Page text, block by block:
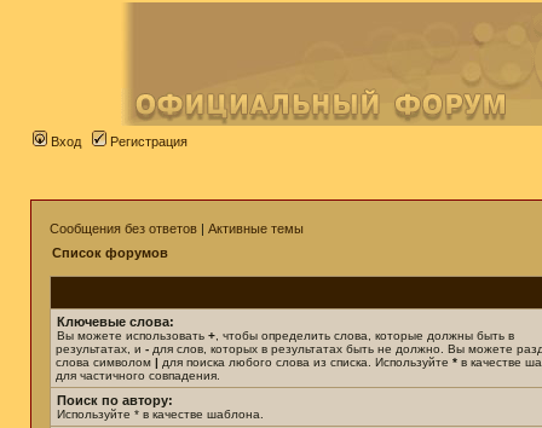
Вход Регистрация
Сообщения без ответов | Активные темы
Список форумов
Ключевые слова:
Вы можете использовать + , чтобы определить слова, которые должны быть в
результатах, и - для слов, которых в результатах быть не должно. Вы можете
слова символом | для поиска любого слова из списка. Используйте * в качестве
для частичного совпадения.
Поиск по автору:
Используйте * в качестве шаблона.